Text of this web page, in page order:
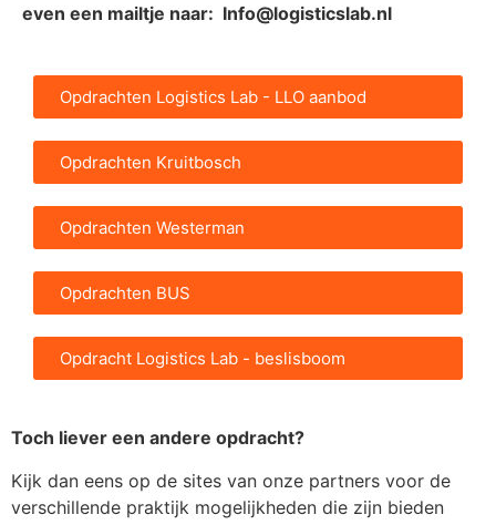
even een mailtje naar: Info@logisticslab.nl
Opdrachten Logistics Lab - LLO aanbod
Opdrachten Kruitbosch
Opdrachten Westerman
Opdrachten BUS
Opdracht Logistics Lab - beslisboom
Toch liever een andere opdracht?
Kijk dan eens op de sites van onze partners voor de
verschillende praktijk mogelijkheden die zijn bieden